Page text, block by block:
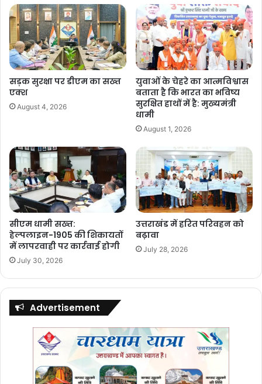
o
k
p
k
सड़क सुरक्षा पर डीएम का सख्त
एक्श
August 4, 2026
युवाओं के चेहरे का आत्मविश्वास
बताता है कि भारत का भविष्य
सुरक्षित हाथों में है: मुख्यमंत्री
धामी
August 1, 2026
सीएम धामी सख्त:
हेल्पलाइन-1905 की शिकायतों
में लापरवाही पर कार्रवाई होगी
July 30, 2026
उत्तराखंड में हरित परिवहन को
बढ़ावा
July 28, 2026
Advertisement